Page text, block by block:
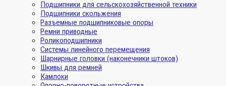
Подшипники для сельскохозяйственной техники
Подшипники скольжения
Разъемные подшипниковые опоры
Ремни приводные
Роликоподшипники
Системы линейного перемещения
Шарнирные головки (наконечники штоков)
Шкивы для ремней
Камлоки